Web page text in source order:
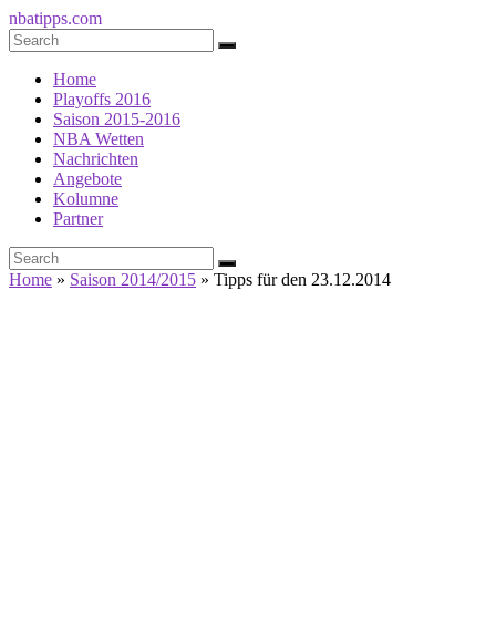
nbatipps.com
Home
Playoffs 2016
Saison 2015-2016
NBA Wetten
Nachrichten
Angebote
Kolumne
Partner
Home » Saison 2014/2015 » Tipps für den 23.12.2014